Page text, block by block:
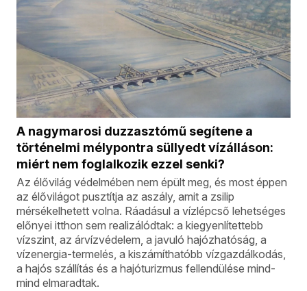
A nagymarosi duzzasztómű segítene a
történelmi mélypontra süllyedt vízálláson:
miért nem foglalkozik ezzel senki?
Az élővilág védelmében nem épült meg, és most éppen
az élővilágot pusztítja az aszály, amit a zsilip
mérsékelhetett volna. Ráadásul a vízlépcső lehetséges
előnyei itthon sem realizálódtak: a kiegyenlítettebb
vízszint, az árvízvédelem, a javuló hajózhatóság, a
vízenergia-termelés, a kiszámíthatóbb vízgazdálkodás,
a hajós szállítás és a hajóturizmus fellendülése mind-
mind elmaradtak.